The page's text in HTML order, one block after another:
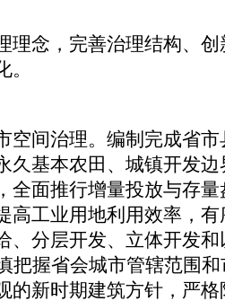
念，完善治理结构、创
间治理。编制完成省市
久基本农田、城镇开发
全面推行增量投放与存
高工业用地利用效率，
、分层开发、立体开发
把握省会城市管辖范围
的新时期建筑方针，严